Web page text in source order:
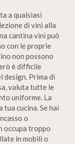
a qualsiasi
di vini alla
cantina vini può
con le proprie
non possono
è difficile
design. Prima di
valuta tutte le
uniforme. La
tua cucina. Se hai
o
occupa troppo
in mobili o